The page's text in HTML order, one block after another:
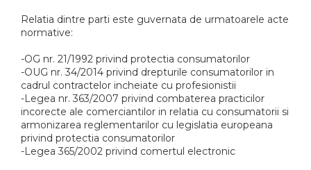
Relatia dintre parti este guvernata de urmatoarele acte
normative:
-OG nr. 21/1992 privind protectia consumatorilor
-OUG nr. 34/2014 privind drepturile consumatorilor in
cadrul contractelor incheiate cu profesionistii
-Legea nr. 363/2007 privind combaterea practicilor
incorecte ale comerciantilor in relatia cu consumatorii si
armonizarea reglementarilor cu legislatia europeana
privind protectia consumatorilor
-Legea 365/2002 privind comertul electronic